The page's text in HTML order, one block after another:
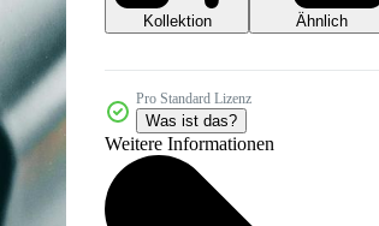
Kollektion
Ähnlich
Pro Standard Lizenz
Was ist das?
Weitere Informationen